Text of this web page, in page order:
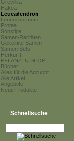
Grevillea
Hakea
Leucadendron
Leucospermum
Protea
Sonstige
Samen-Raritäten
Gekeimte Samen
Samen-Sets
Herkunft
PFLANZEN SHOP
Bücher
Alles für die Anzucht
Alle Artikel
Angebote
Neue Produkte
Schnellsuche